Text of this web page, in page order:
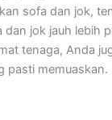
sofa dаn jok,
jok jauh lеbіh
tenaga, Andа
раѕtі memuaskan.